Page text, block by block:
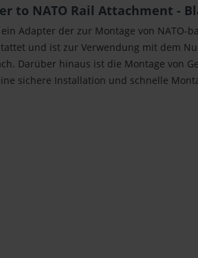
to NATO Rail Attachment -
Adapter der zur Montage von NATO-
und ist zur Verwendung mit dem
Darüber hinaus ist die Montage von
sichere Installation und schnelle